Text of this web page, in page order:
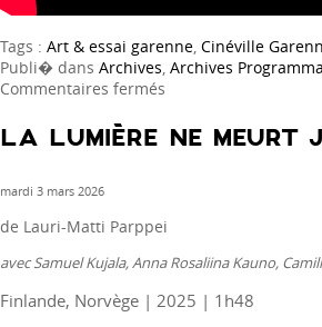
Tags : Art & essai garenne, Cinéville
Publi� dans Archives, Archives
Commentaires fermés
Voyages
de
LA LUMIÈRE NE MEURT
mardi 3 mars 2026
de Lauri-Matti Parppei
avec Samuel Kujala, Anna Rosaliina Kauno,
Finlande, Norvège | 2025 | 1h48